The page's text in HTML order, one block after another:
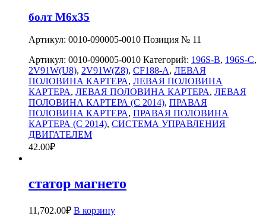
болт M6x35
Артикул: 0010-090005-0010 Позиция № 11
Артикул: 0010-090005-0010 Категорий: 196S-B, 196S-C,
2V91W(U8), 2V91W(Z8), CF188-A, ЛЕВАЯ
ПОЛОВИНА КАРТЕРА, ЛЕВАЯ ПОЛОВИНА
КАРТЕРА, ЛЕВАЯ ПОЛОВИНА КАРТЕРА, ЛЕВАЯ
ПОЛОВИНА КАРТЕРА (C 2014), ПРАВАЯ
ПОЛОВИНА КАРТЕРА, ПРАВАЯ ПОЛОВИНА
КАРТЕРА (C 2014), СИСТЕМА УПРАВЛЕНИЯ
ДВИГАТЕЛЕМ
42.00₽
статор магнето
11,702.00₽ В корзину